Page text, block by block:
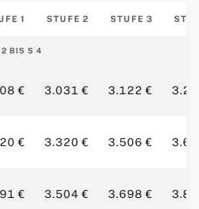
1 STUFE 2 STUFE 3
2 BIS S 4
€ 3.031 € 3.122 €
€ 3.320 € 3.506 €
€ 3.504 € 3.698 €